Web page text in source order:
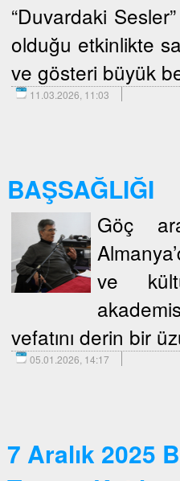
“Duvardaki
olduğu etkinlikte
ve gösteri büyük
11.03.2026, 11:03
BAŞSAĞLIĞI
Göç
ve
vefatını derin bir
05.01.2026, 14:17
7 Aralık 2025